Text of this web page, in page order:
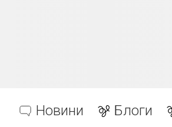
Новини Блоги